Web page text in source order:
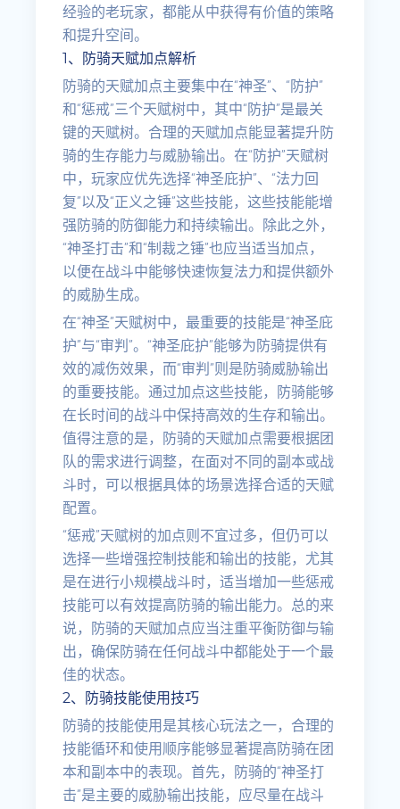
经验的老玩家，都能从中获得有价值的策略
和提升空间。
1、防骑天赋加点解析
防骑的天赋加点主要集中在“神圣”、“防护”
和“惩戒”三个天赋树中，其中“防护”是最关
键的天赋树。合理的天赋加点能显著提升防
骑的生存能力与威胁输出。在“防护”天赋树
中，玩家应优先选择“神圣庇护”、“法力回
复”以及“正义之锤”这些技能，这些技能能增
强防骑的防御能力和持续输出。除此之外，
“神圣打击”和“制裁之锤”也应当适当加点，
以便在战斗中能够快速恢复法力和提供额外
的威胁生成。
在“神圣”天赋树中，最重要的技能是“神圣庇
护”与“审判”。“神圣庇护”能够为防骑提供有
效的减伤效果，而“审判”则是防骑威胁输出
的重要技能。通过加点这些技能，防骑能够
在长时间的战斗中保持高效的生存和输出。
值得注意的是，防骑的天赋加点需要根据团
队的需求进行调整，在面对不同的副本或战
斗时，可以根据具体的场景选择合适的天赋
配置。
“惩戒”天赋树的加点则不宜过多，但仍可以
选择一些增强控制技能和输出的技能，尤其
是在进行小规模战斗时，适当增加一些惩戒
技能可以有效提高防骑的输出能力。总的来
说，防骑的天赋加点应当注重平衡防御与输
出，确保防骑在任何战斗中都能处于一个最
佳的状态。
2、防骑技能使用技巧
防骑的技能使用是其核心玩法之一，合理的
技能循环和使用顺序能够显著提高防骑在团
本和副本中的表现。首先，防骑的“神圣打
击”是主要的威胁输出技能，应尽量在战斗